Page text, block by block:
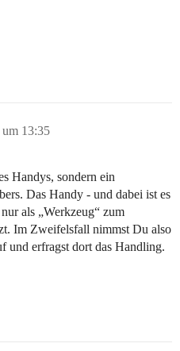
13:35
Handys, sondern ein
Das Handy - und dabei ist es
als „Werkzeug“ zum
Im Zweifelsfall nimmst Du also
und erfragst dort das Handling.